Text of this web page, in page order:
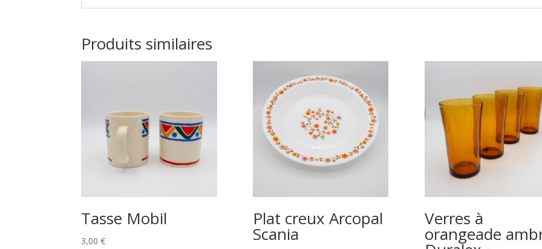
Produits similaires
Tasse Mobil
3,00€
Plat creux Arcopal
Scania
Verres à
orangeade